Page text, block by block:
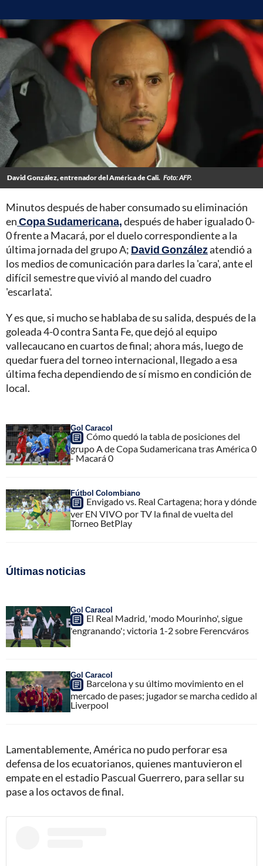
David González, entrenador del América de Cali. Foto: AFP.
Minutos después de haber consumado su eliminación
enCopa Sudamericana,después de haber igualado 0-
0 frente a Macará, por el duelo correspondiente a la
última jornada del grupo A; David Gonzálezatendió a
los medios de comunicación para darles la 'cara', ante el
difícil semestre que vivió al mando del cuadro
'escarlata'.
Y es que, si mucho se hablaba de su salida, después de la
goleada 4-0 contra Santa Fe, que dejó al equipo
vallecaucano en cuartos de final; ahora más, luego de
quedar fuera del torneo internacional, llegado a esa
última fecha dependiendo de sí mismo en condición de
local.
Gol Caracol
Cómo quedó la tabla de posiciones del
grupo A de Copa Sudamericana tras América 0
- Macará 0
Fútbol Colombiano
Envigado vs. Real Cartagena; hora y dónde
ver EN VIVO por TV la final de vuelta del
Torneo BetPlay
Últimas noticias
Gol Caracol
El Real Madrid, 'modo Mourinho', sigue
'engranando'; victoria 1-2 sobre Ferencváros
Gol Caracol
Barcelona y su último movimiento en el
mercado de pases; jugador se marcha cedido al
Liverpool
Lamentablemente, América no pudo perforar esa
defensa de los ecuatorianos, quienes mantuvieron el
empate en el estadio Pascual Guerrero, para sellar su
pase a los octavos de final.